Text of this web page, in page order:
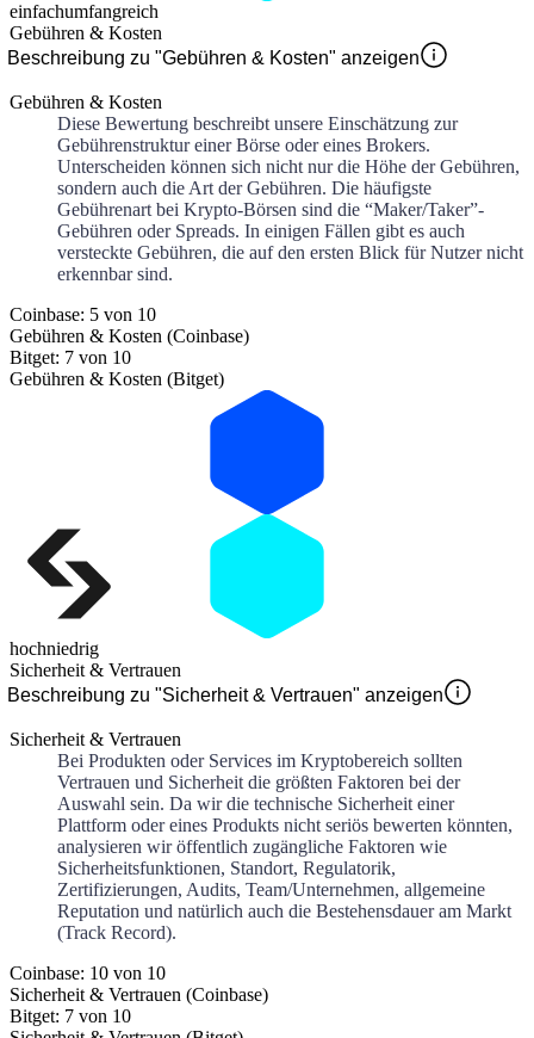
einfachumfangreich
Gebühren & Kosten
Beschreibung zu "Gebühren & Kosten" anzeigen
Gebühren & Kosten
Diese Bewertung beschreibt unsere Einschätzung zur
Gebührenstruktur einer Börse oder eines Brokers.
Unterscheiden können sich nicht nur die Höhe der Gebühren,
sondern auch die Art der Gebühren. Die häufigste
Gebührenart bei Krypto-Börsen sind die “Maker/Taker”-
Gebühren oder Spreads. In einigen Fällen gibt es auch
versteckte Gebühren, die auf den ersten Blick für Nutzer nicht
erkennbar sind.
Coinbase: 5 von 10
Gebühren & Kosten (Coinbase)
Bitget: 7 von 10
Gebühren & Kosten (Bitget)
hochniedrig
Sicherheit & Vertrauen
Beschreibung zu "Sicherheit & Vertrauen" anzeigen
Sicherheit & Vertrauen
Bei Produkten oder Services im Kryptobereich sollten
Vertrauen und Sicherheit die größten Faktoren bei der
Auswahl sein. Da wir die technische Sicherheit einer
Plattform oder eines Produkts nicht seriös bewerten könnten,
analysieren wir öffentlich zugängliche Faktoren wie
Sicherheitsfunktionen, Standort, Regulatorik,
Zertifizierungen, Audits, Team/Unternehmen, allgemeine
Reputation und natürlich auch die Bestehensdauer am Markt
(Track Record).
Coinbase: 10 von 10
Sicherheit & Vertrauen (Coinbase)
Bitget: 7 von 10